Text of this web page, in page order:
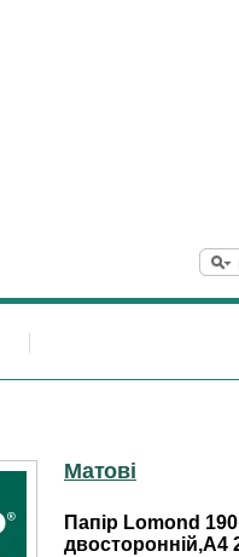
Матові
Папір Lomond
двосторонній,А4